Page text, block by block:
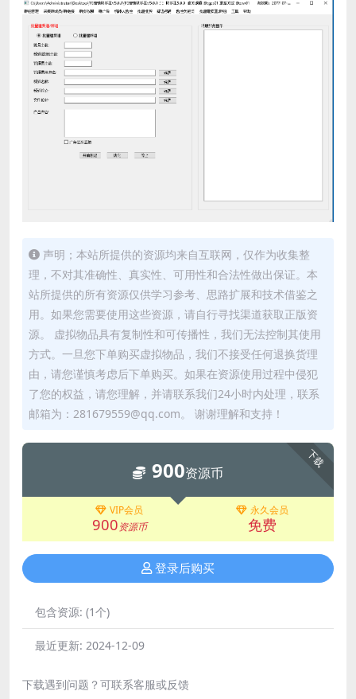
声明；本站所提供的资源均来自互联网，仅作为收集整
理，不对其准确性、真实性、可用性和合法性做出保证。本
站所提供的所有资源仅供学习参考、思路扩展和技术借鉴之
用。如果您需要使用这些资源，请自行寻找渠道获取正版资
源。 虚拟物品具有复制性和可传播性，我们无法控制其使用
方式。一旦您下单购买虚拟物品，我们不接受任何退换货理
由，请您谨慎考虑后下单购买。如果在资源使用过程中侵犯
了您的权益，请您理解，并请联系我们24小时内处理，联系
邮箱为：281679559@qq.com。 谢谢理解和支持！
下载
900资源币
VIP会员
900资源币
永久会员
免费
登录后购买
包含资源: (1个)
最近更新: 2024-12-09
下载遇到问题？可联系客服或反馈